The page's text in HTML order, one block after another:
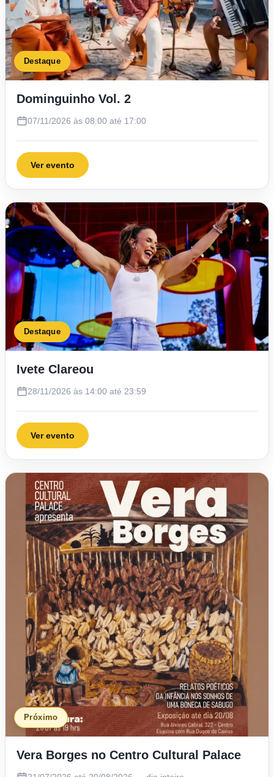
Destaque
Dominguinho Vol. 2
07/11/2026 às 08:00 até 17:00
Ver evento
Destaque
Ivete Clareou
28/11/2026 às 14:00 até 23:59
Ver evento
Próximo
Vera Borges no Centro Cultural Palace